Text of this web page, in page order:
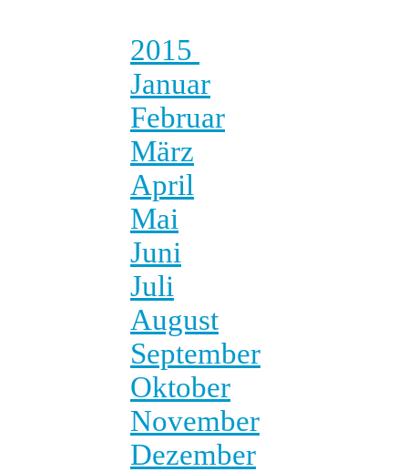
2015
Januar
Februar
März
April
Mai
Juni
Juli
August
September
Oktober
November
Dezember